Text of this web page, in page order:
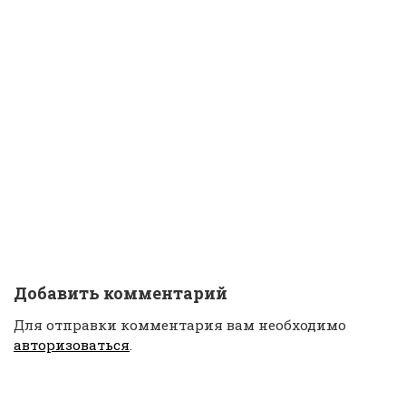
Добавить комментарий
Для отправки комментария вам необходимо
авторизоваться